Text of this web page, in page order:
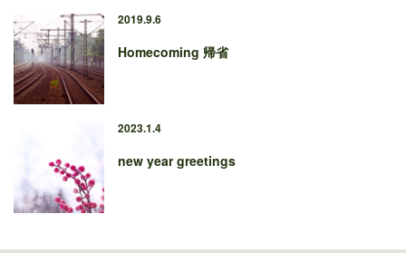
2019.9.6
Homecoming 帰省
2023.1.4
new year greetings